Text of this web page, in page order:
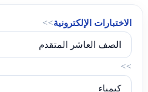
الاختبارات الإلكترونية>>
>>